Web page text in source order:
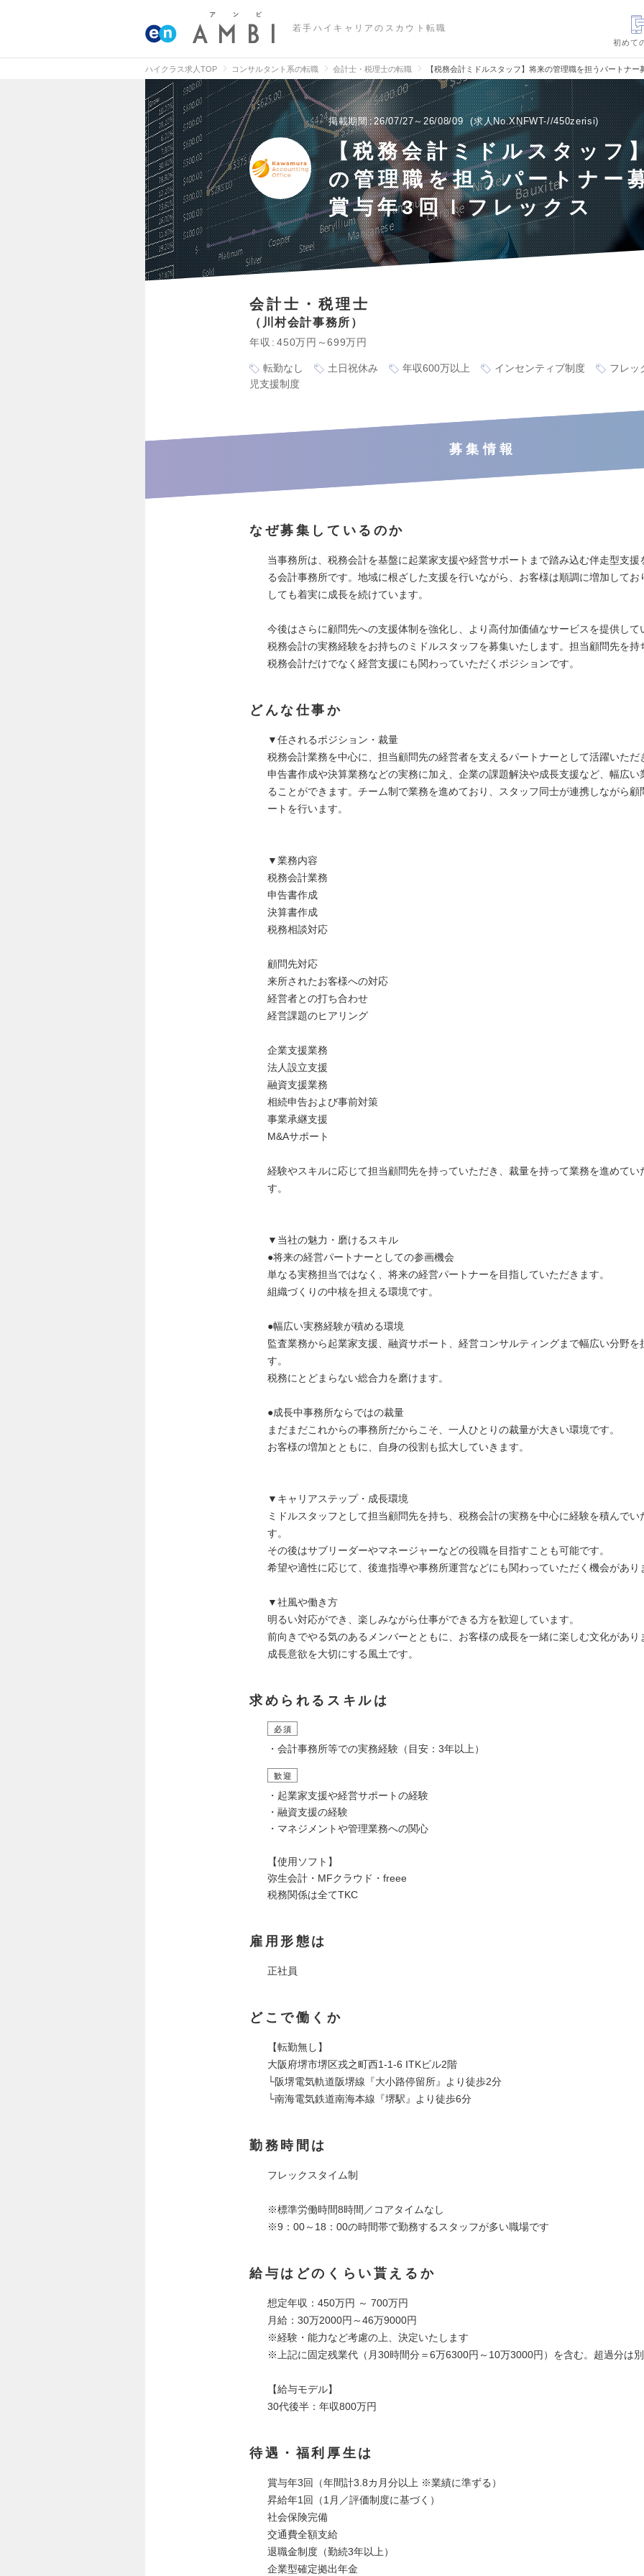
若手ハイキャリアのスカウト転職
初めて
ハイクラス求人TOP コンサルタント系の転職 会計士・税理士の転職 【税務会計ミドルスタッフ】将来の管理職を担うパートナ
掲載期間 26/07/27～26/08/09 求人No.XNFWT-//450zerisi
【税務会計ミドルスタッフ
の管理職を担うパートナー
賞与年3回ｌフレックス
会計士・税理士
川村会計事務所
年収 450万円～699万円
転勤なし 土日祝休み 年収600万以上 インセンティブ制度
フレッ
児支援制度
募集情報
なぜ募集しているのか
当事務所は、税務会計を基盤に起業家支援や経営サポートまで踏み込む伴走型支援
る会計事務所です。地域に根ざした支援を行いながら、お客様は順調に増加してお
しても着実に成長を続けています。
今後はさらに顧問先への支援体制を強化し、より高付加価値なサービスを提供して
税務会計の実務経験をお持ちのミドルスタッフを募集いたします。担当顧問先を持
税務会計だけでなく経営支援にも関わっていただくポジションです。
どんな仕事か
▼任されるポジション・裁量
税務会計業務を中心に、担当顧問先の経営者を支えるパートナーとして活躍いただ
申告書作成や決算業務などの実務に加え、企業の課題解決や成長支援など、幅広い
ることができます。チーム制で業務を進めており、スタッフ同士が連携しながら顧
ートを行います。
▼業務内容
税務会計業務
申告書作成
決算書作成
税務相談対応
顧問先対応
来所されたお客様への対応
経営者との打ち合わせ
経営課題のヒアリング
企業支援業務
法人設立支援
融資支援業務
相続申告および事前対策
事業承継支援
M&Aサポート
経験やスキルに応じて担当顧問先を持っていただき、裁量を持って業務を進めてい
す。
▼当社の魅力・磨けるスキル
●将来の経営パートナーとしての参画機会
単なる実務担当ではなく、将来の経営パートナーを目指していただきます。
組織づくりの中核を担える環境です。
●幅広い実務経験が積める環境
監査業務から起業家支援、融資サポート、経営コンサルティングまで幅広い分野を
す。
税務にとどまらない総合力を磨けます。
●成長中事務所ならではの裁量
まだまだこれからの事務所だからこそ、一人ひとりの裁量が大きい環境です。
お客様の増加とともに、自身の役割も拡大していきます。
▼キャリアステップ・成長環境
ミドルスタッフとして担当顧問先を持ち、税務会計の実務を中心に経験を積んでい
す。
その後はサブリーダーやマネージャーなどの役職を目指すことも可能です。
希望や適性に応じて、後進指導や事務所運営などにも関わっていただく機会があり
▼社風や働き方
明るい対応ができ、楽しみながら仕事ができる方を歓迎しています。
前向きでやる気のあるメンバーとともに、お客様の成長を一緒に楽しむ文化があり
成長意欲を大切にする風土です。
求められるスキルは
必須
・会計事務所等での実務経験（目安：3年以上）
歓迎
・起業家支援や経営サポートの経験
・融資支援の経験
・マネジメントや管理業務への関心
【使用ソフト】
弥生会計・MFクラウド・freee
税務関係は全てTKC
雇用形態は
正社員
どこで働くか
【転勤無し】
大阪府堺市堺区戎之町西1-1-6 ITKビル2階
└阪堺電気軌道阪堺線『大小路停留所』より徒歩2分
└南海電気鉄道南海本線『堺駅』より徒歩6分
勤務時間は
フレックスタイム制
※標準労働時間8時間／コアタイムなし
※9：00～18：00の時間帯で勤務するスタッフが多い職場です
給与はどのくらい貰えるか
想定年収：450万円 ～ 700万円
月給：30万2000円～46万9000円
※経験・能力など考慮の上、決定いたします
※上記に固定残業代（月30時間分＝6万6300円～10万3000円）を含む。超過分は
【給与モデル】
30代後半：年収800万円
待遇・福利厚生は
賞与年3回（年間計3.8カ月分以上 ※業績に準ずる）
昇給年1回（1月／評価制度に基づく）
社会保険完備
交通費全額支給
退職金制度（勤続3年以上）
企業型確定拠出年金